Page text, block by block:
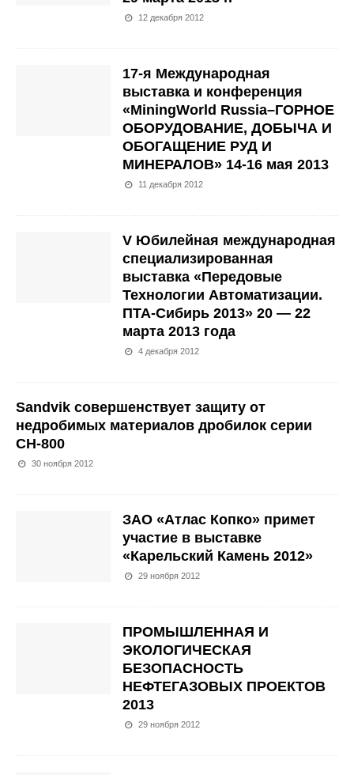
12 декабря 2012
17-я Международная
выставка и конференция
«MiningWorld Russia–ГОРНОЕ
ОБОРУДОВАНИЕ, ДОБЫЧА И
ОБОГАЩЕНИЕ РУД И
МИНЕРАЛОВ» 14-16 мая 2013
11 декабря 2012
V Юбилейная международная
специализированная
выставка «Передовые
Технологии Автоматизации.
ПТА-Сибирь 2013» 20 — 22
марта 2013 года
4 декабря 2012
Sandvik совершенствует защиту от
недробимых материалов дробилок серии
СН-800
30 ноября 2012
ЗАО «Атлас Копко» примет
участие в выставке
«Карельский Камень 2012»
29 ноября 2012
ПРОМЫШЛЕННАЯ И
ЭКОЛОГИЧЕСКАЯ
БЕЗОПАСНОСТЬ
НЕФТЕГАЗОВЫХ ПРОЕКТОВ
2013
29 ноября 2012